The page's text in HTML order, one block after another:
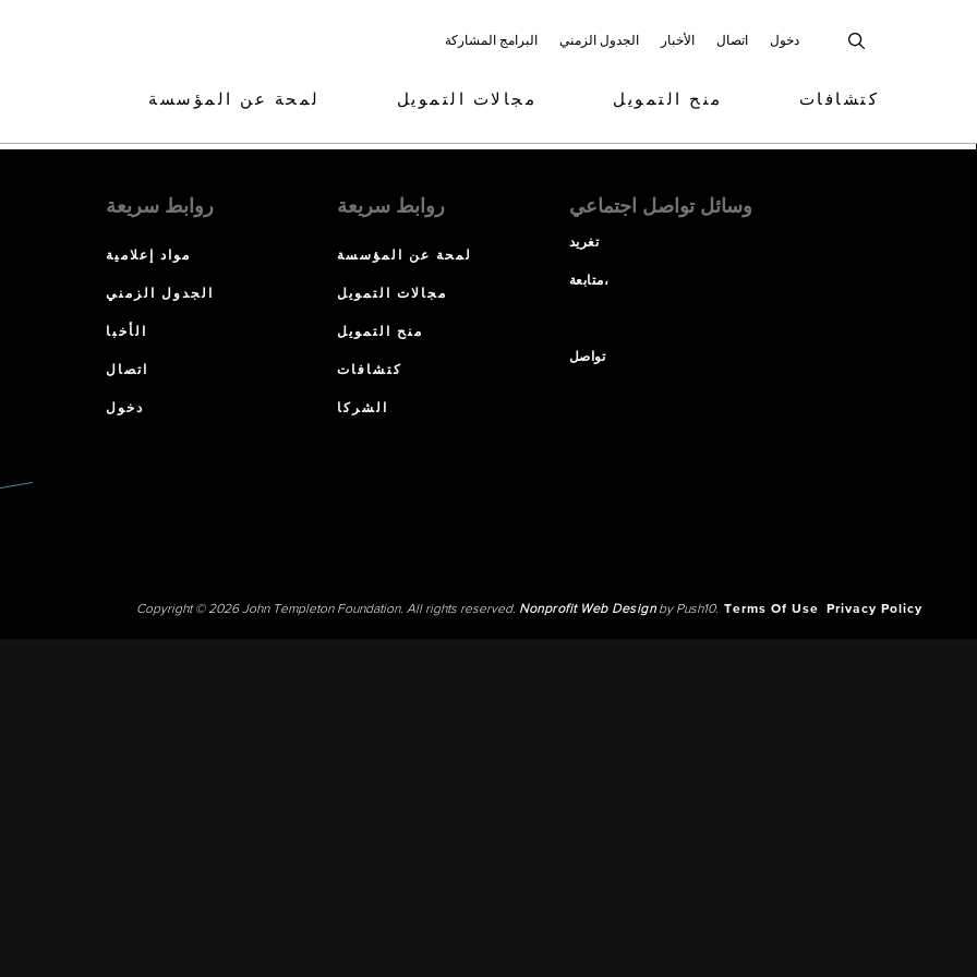
البرامج المشاركة الجدول الزمني الأخبار اتصال دخول
لمحة عن المؤسسة مجالات التمويل منح التمويل كتشافات
روابط سريعة
مواد إعلامية
الجدول الزمني
الأخبا
اتصال
دخول
روابط سريعة
لمحة عن المؤسسة
مجالات التمويل
منح التمويل
كتشافات
الشركا
وسائل تواصل اجتماعي
تغريد
متابعة،
تواصل
Copyright © 2026 John Templeton Foundation. All rights reserved. Nonprofit Web Designby Push10. Terms Of Use Privacy Policy